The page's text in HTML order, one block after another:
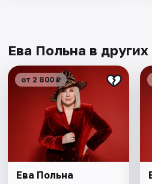
Ева Польна в других
от 2 800 ₽
Ева Польна